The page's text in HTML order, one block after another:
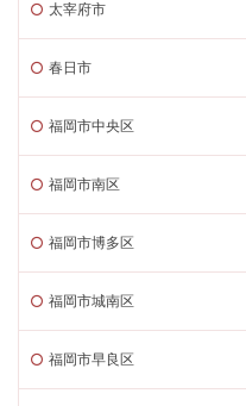
太宰府市
春日市
福岡市中央区
福岡市南区
福岡市博多区
福岡市城南区
福岡市早良区